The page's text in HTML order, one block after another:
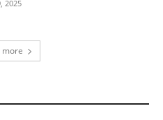
2025
more